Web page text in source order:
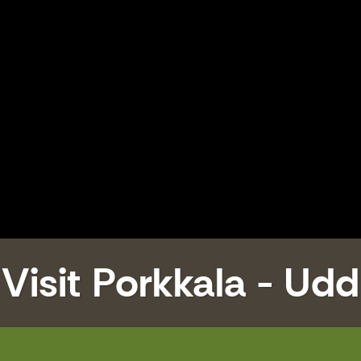
Visit Porkkala - Udd